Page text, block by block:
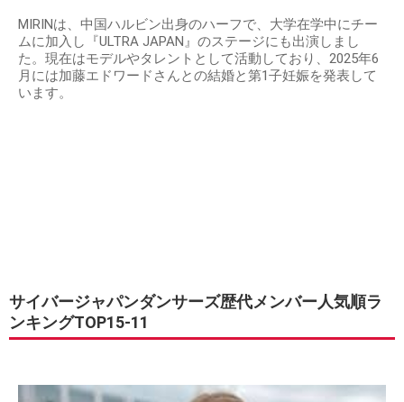
MIRINは、中国ハルビン出身のハーフで、大学在学中にチー
ムに加入し『ULTRA JAPAN』のステージにも出演しまし
た。現在はモデルやタレントとして活動しており、2025年6
月には加藤エドワードさんとの結婚と第1子妊娠を発表して
います。
サイバージャパンダンサーズ歴代メンバー人気順ラ
ンキングTOP15-11